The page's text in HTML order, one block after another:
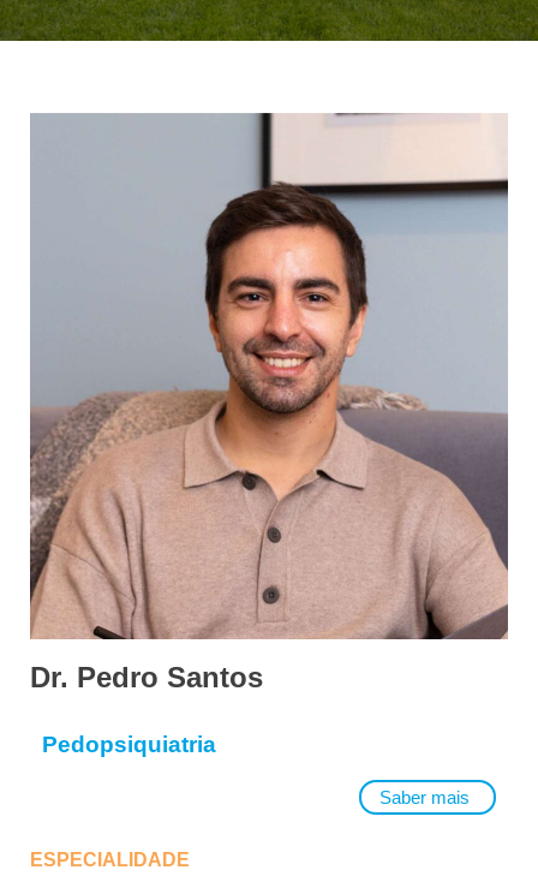
Dr. Pedro Santos
Pedopsiquiatria
Saber mais
ESPECIALIDADE